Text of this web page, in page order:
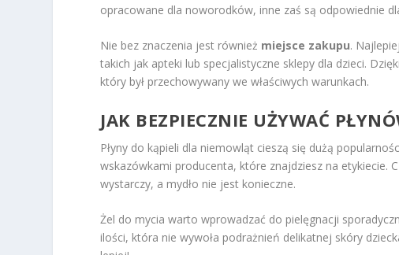
opracowane dla noworodków, inne zaś są odpowiednie
Nie bez znaczenia jest również miejsce zakupu.
takich jak apteki lub specjalistyczne sklepy dla dzieci.
który był przechowywany we właściwych warunkach.
JAK BEZPIECZNIE UŻYWAĆ
Płyny do kąpieli dla niemowląt cieszą się dużą
wskazówkami producenta, które znajdziesz na etykiecie.
wystarczy, a mydło nie jest konieczne.
Żel do mycia warto wprowadzać do pielęgnacji
ilości, która nie wywoła podrażnień delikatnej skóry